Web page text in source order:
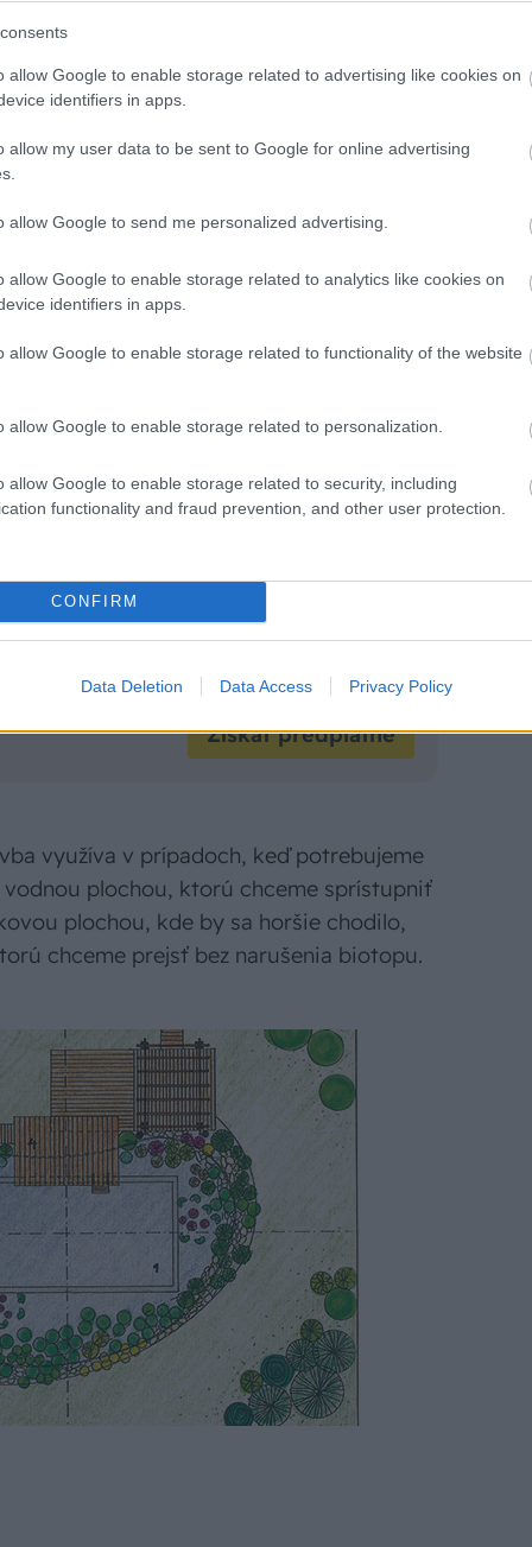
allow Google to enable storage related to advertising like cookies on
identifiers in apps.
allow my user data to be sent to Google for online advertising
allow Google to send me personalized advertising.
allow Google to enable storage related to analytics like cookies on
identifiers in apps.
allow Google to enable storage related to functionality of the website
allow Google to enable storage related to personalization.
allow Google to enable storage related to security, including
functionality and fraud prevention, and other user protection.
CONFIRM
Data Deletion Data Access Privacy Policy
či záhradného domčeka) využívame ako
nadväzovať na obývaciu alebo
Najdôležitejšie je bezprostredné
(otvorená alebo krytá)
z jednej alebo i viacerých strán,
hry (šach, karty), slnenie,
vodný prvok – fontána alebo
a kúpanie rozširuje možnosti jej
na celý rok zadarmo!
si sám na rok za 20 € a my vám dáme
Získať predplatné
využíva v prípadoch, keď potrebujeme
plochou, ktorú chceme sprístupniť
plochou, kde by sa horšie chodilo,
chceme prejsť bez narušenia biotopu.